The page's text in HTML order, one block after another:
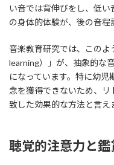
い音では背伸びをし、低い
の身体的体験が、後の音程
音楽教育研究では、この
learning）」が、抽象的な
になっています。特に幼
念を獲得できないため、
致した効果的な方法と言え
聴覚的注意力と鑑